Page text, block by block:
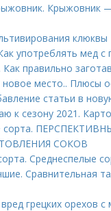
Крыжовник
клюквы
употреблять мед с
правильно
место.. Плюсы
статьи в
к сезону 2021.
сорта.
СОКОВ
Среднеспелые
Сравнительная
грецких орехов с